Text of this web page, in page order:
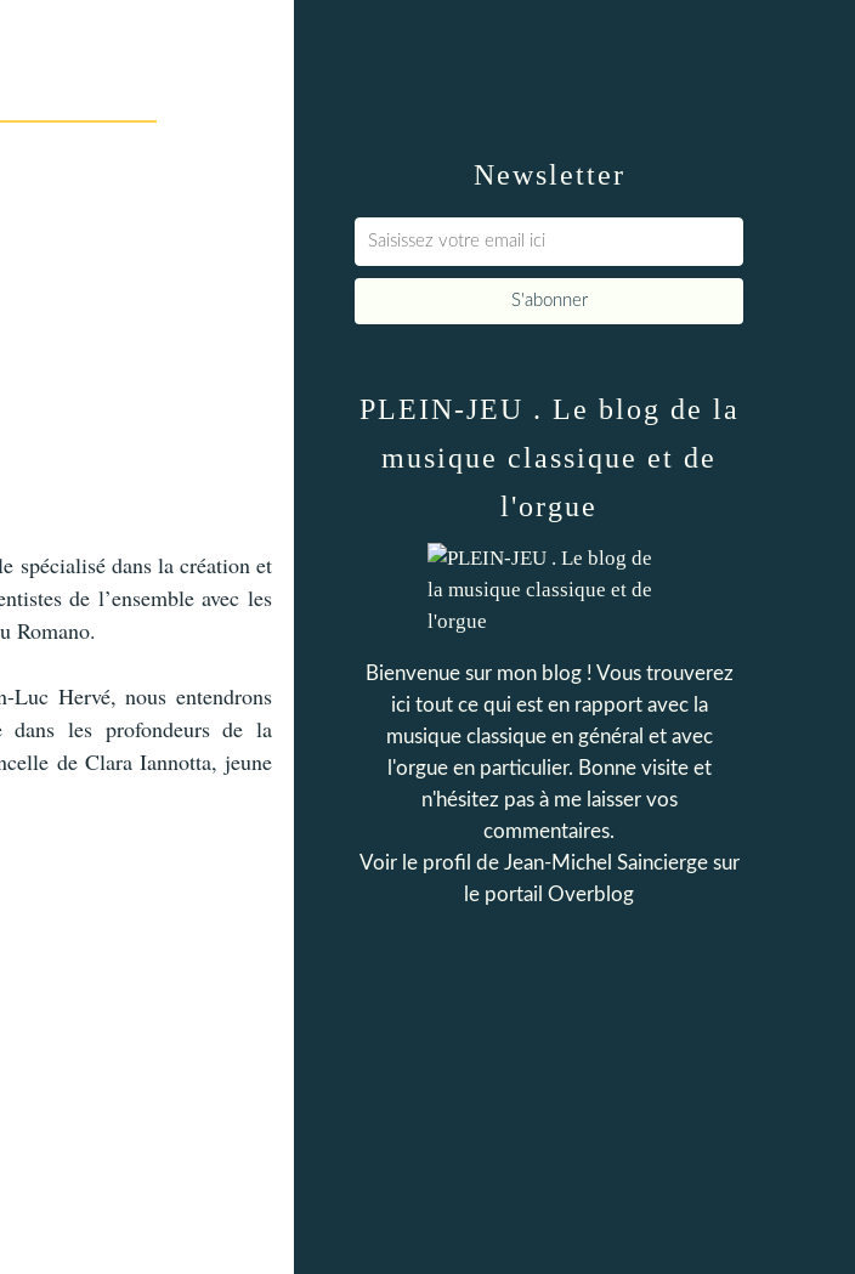
spécialisé dans la création et
de l’ensemble avec les
Romano.
Luc Hervé, nous entendrons
dans les profondeurs de la
de Clara Iannotta, jeune
Newsletter
PLEIN-JEU . Le blog de la
musique classique et de
l'orgue
Bienvenue sur mon blog ! Vous trouverez
ici tout ce qui est en rapport avec la
musique classique en général et avec
l'orgue en particulier. Bonne visite et
n'hésitez pas à me laisser vos
commentaires.
Voir le profil de Jean-Michel Sainciergesur
le portail Overblog